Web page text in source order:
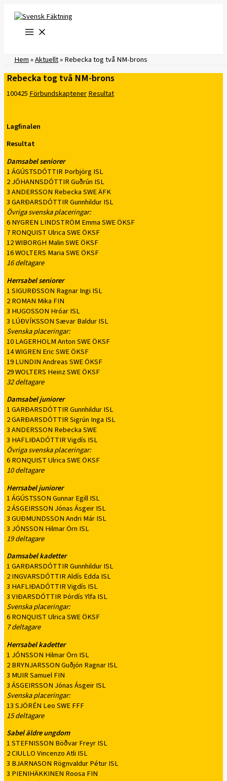
innehåll
Hem»Aktuellt»Rebecka tog två NM-brons
Rebecka tog två NM-brons
100425FörbundskaptenerResultat
Lagfinalen
Resultat
Damsabel seniorer
1 ÁGÚSTSDÓTTIR Þorbjörg ISL
2 JÓHANNSDÓTTIR Guðrún ISL
3 ANDERSSON Rebecka SWE ÄFK
3 GARÐARSDÓTTIR Gunnhildur ISL
Övriga svenska placeringar:
6 NYGREN LINDSTRÖM Emma SWE ÖKSF
7 RONQUIST Ulrica SWE ÖKSF
12 WIBORGH Malin SWE ÖKSF
16 WOLTERS Maria SWE ÖKSF
16 deltagare
Herrsabel seniorer
1 SIGURÐSSON Ragnar Ingi ISL
2 ROMAN Mika FIN
3 HUGOSSON Hróar ISL
3 LÚÐVÍKSSON Sævar Baldur ISL
Svenska placeringar:
10 LAGERHOLM Anton SWE ÖKSF
14 WIGREN Eric SWE ÖKSF
19 LUNDIN Andreas SWE ÖKSF
29 WOLTERS Heinz SWE ÖKSF
32 deltagare
Damsabel juniorer
1 GARÐARSDÓTTIR Gunnhildur ISL
2 GARÐARSDÓTTIR Sigrún Inga ISL
3 ANDERSSON Rebecka SWE
3 HAFLIÐADÓTTIR Vigdís ISL
Övriga svenska placeringar:
6 RONQUIST Ulrica SWE ÖKSF
10 deltagare
Herrsabel juniorer
1 ÁGÚSTSSON Gunnar Egill ISL
2 ÁSGEIRSSON Jónas Ásgeir ISL
3 GUÐMUNDSSON Andri Már ISL
3 JÓNSSON Hilmar Örn ISL
19 deltagare
Damsabel kadetter
1 GARÐARSDÓTTIR Gunnhildur ISL
2 INGVARSDÓTTIR Aldís Edda ISL
3 HAFLIÐADÓTTIR Vigdís ISL
3 VIÐARSDÓTTIR Þórdís Ylfa ISL
Svenska placeringar:
6 RONQUIST Ulrica SWE ÖKSF
7 deltagare
Herrsabel kadetter
1 JÓNSSON Hilmar Örn ISL
2 BRYNJARSSON Guðjón Ragnar ISL
3 MUIR Samuel FIN
3 ÁSGEIRSSON Jónas Ásgeir ISL
Svenska placeringar:
13 SJÖRÉN Leo SWE FFF
15 deltagare
Sabel äldre ungdom
1 STEFNISSON Böðvar Freyr ISL
2 CIULLO Vincenzo Atli ISL
3 BJARNASON Rögnvaldur Pétur ISL
3 PIENIHÄKKINEN Roosa FIN